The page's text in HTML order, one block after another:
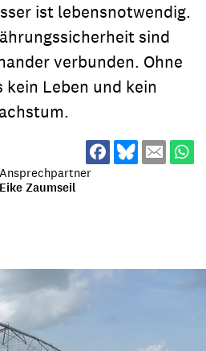
ist lebensnotwendig.
sind
verbunden. Ohne
kein Leben und kein
Ansprechpartner
Eike Zaumseil